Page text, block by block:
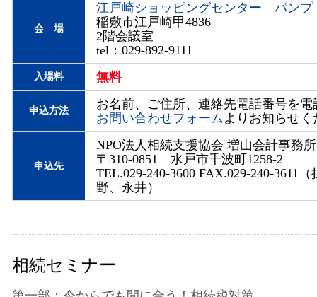
会 場
江戸崎ショッピングセンター パンプ
稲敷市江戸崎甲4836
2階会議室
tel：029-892-9111
入場料 無料
申込方法
お名前、ご住所、連絡先電話番号を電
お問い合わせフォームよりお知らせく
申込先
NPO法人相続支援協会 増山会計事務所
〒310-0851 水戸市千波町1258-2
TEL.029-240-3600 FAX.029-240-3611
野、永井）
相続セミナー